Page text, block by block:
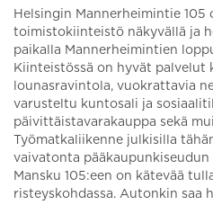
Helsingin Mannerheimintie 105
toimistokiinteistö näkyvällä ja
paikalla Mannerheimintien
Kiinteistössä on hyvät palvelut
lounasravintola, vuokrattavia
varusteltu kuntosali ja
päivittäistavarakauppa sekä
Työmatkaliikenne julkisilla
vaivatonta
Mansku 105:een on kätevää
risteyskohdassa. Autonkin saa